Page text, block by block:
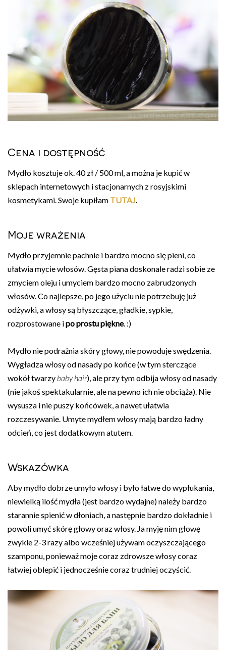
Cena i dostępność
Mydło kosztuje ok. 40 zł / 500 ml, a można je kupić w
sklepach internetowych i stacjonarnych z rosyjskimi
kosmetykami. Swoje kupiłam TUTAJ.
Moje wrażenia
Mydło przyjemnie pachnie i bardzo mocno się pieni, co
ułatwia mycie włosów. Gęsta piana doskonale radzi sobie ze
zmyciem oleju i umyciem bardzo mocno zabrudzonych
włosów. Co najlepsze, po jego użyciu nie potrzebuję już
odżywki, a włosy są błyszczące, gładkie, sypkie,
rozprostowane ipo prostu piękne. :)
Mydło nie podrażnia skóry głowy, nie powoduje swędzenia.
Wygładza włosy od nasady po końce (w tym sterczące
wokół twarzy baby hair), ale przy tym odbija włosy od nasady
(nie jakoś spektakularnie, ale na pewno ich nie obciąża). Nie
wysusza i nie puszy końcówek, a nawet ułatwia
rozczesywanie. Umyte mydłem włosy mają bardzo ładny
odcień, co jest dodatkowym atutem.
Wskazówka
Aby mydło dobrze umyło włosy i było łatwe do wypłukania,
niewielką ilość mydła (jest bardzo wydajne) należy bardzo
starannie spienić w dłoniach, a następnie bardzo dokładnie i
powoli umyć skórę głowy oraz włosy. Ja myję nim głowę
zwykle 2-3 razy albo wcześniej używam oczyszczającego
szamponu, ponieważ moje coraz zdrowsze włosy coraz
łatwiej oblepić i jednocześnie coraz trudniej oczyścić.